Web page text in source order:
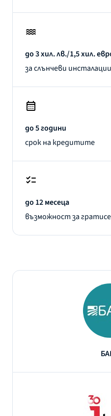
до 3 хил. лв./1,5 хил.
за слънчеви
до 5 години
срок на кредитите
до 12 месеца
възможност за